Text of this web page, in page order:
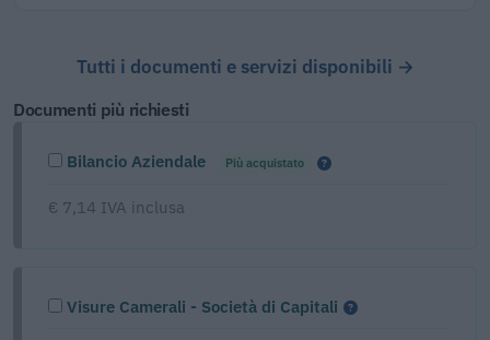
Tutti i documenti e servizi disponibili →
Documenti più richiesti
Bilancio Aziendale Più acquistato
€ 7,14 IVA inclusa
Visure Camerali - Società di Capitali